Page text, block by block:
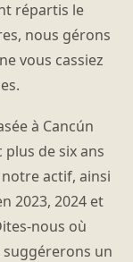
répartis le
nous gérons
vous cassiez
à Cancún
plus de six ans
actif, ainsi
2023, 2024 et
nous où
suggérerons un